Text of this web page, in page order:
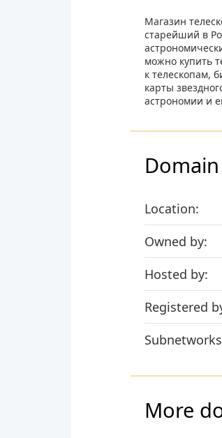
Магазин
старейший в
можно купить
к телескопам,
карты
астрономии и
Location:
Owned by:
Hosted by:
Registered
More